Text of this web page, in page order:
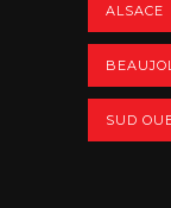
ALSACE
SUD